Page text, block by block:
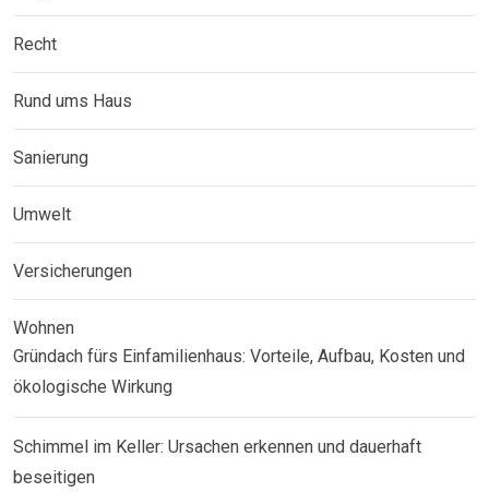
Recht
Rund ums Haus
Sanierung
Umwelt
Versicherungen
Wohnen
Gründach fürs Einfamilienhaus: Vorteile, Aufbau, Kosten und
ökologische Wirkung
Schimmel im Keller: Ursachen erkennen und dauerhaft
beseitigen